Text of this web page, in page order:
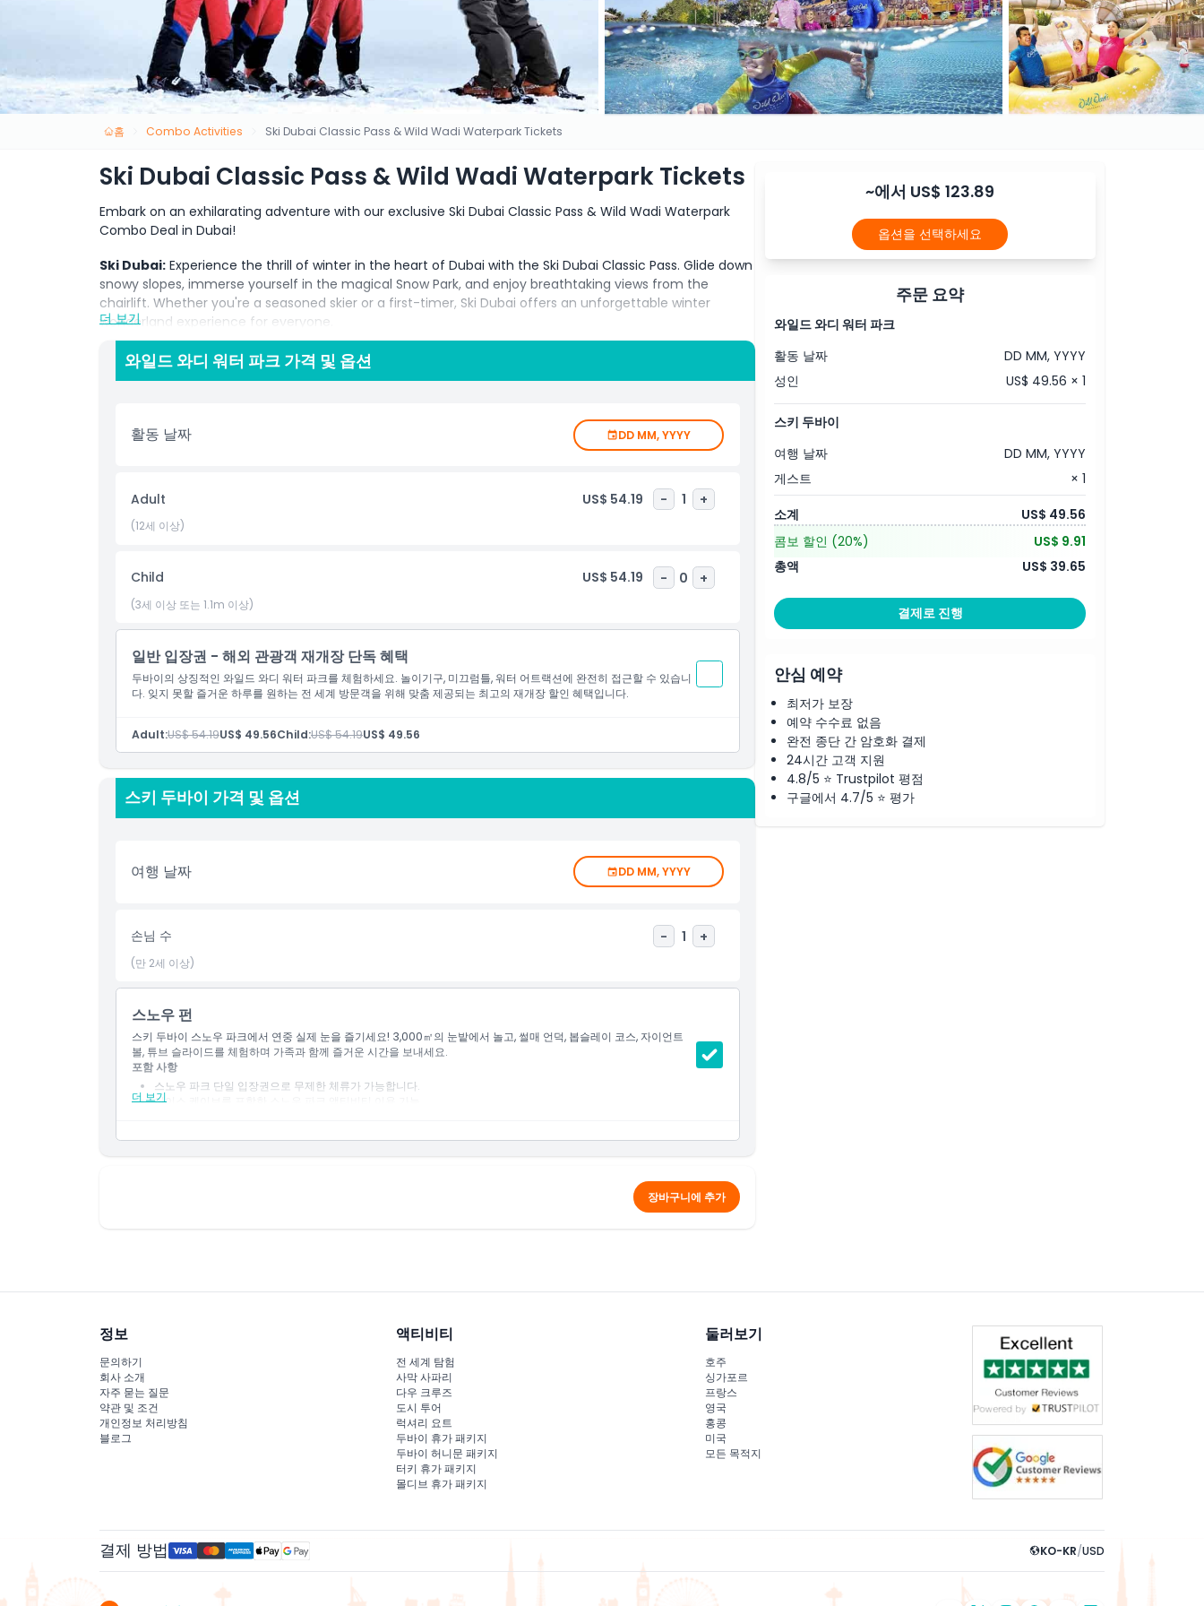
홈 Combo Activities Ski Dubai Classic Pass & Wild Wadi Waterpark Tickets
Ski Dubai Classic Pass & Wild Wadi Waterpark Tickets
Embark on an exhilarating adventure with our exclusive Ski Dubai Classic Pass & Wild Wadi Waterpark
Combo Deal in Dubai!
Ski Dubai: Experience the thrill of winter in the heart of Dubai with the Ski Dubai Classic Pass. Glide down
snowy slopes, immerse yourself in the magical Snow Park, and enjoy breathtaking views from the
chairlift. Whether you're a seasoned skier or a first-timer, Ski Dubai offers an unforgettable winter
wonderland experience for everyone.
Wild Wadi Waterpark: Splash into the ultimate aquatic adventure at Wild Wadi Waterpark. Experience
thrilling water slides, wave pools, and a lazy river amidst the stunning backdrop of Burj Al Arab. Wild Wadi
Book your Combo Deal now and save on the Ski Dubai Classic Pass & Wild Wadi Waterpark Tickets, filled
with chilly and watery adventures in Dubai. Don't miss the chance to make lasting memories at two of
하이라이트
포함 사항
아동 성인 정책
운영 시간
알아야 할 사항
위치
더 보기
와일드 와디 워터 파크 가격 및 옵션
활동 날짜 DD MM, YYYY
Adult US$ 54.19 - 1 +
(12세 이상)
Child US$ 54.19 - 0 +
(3세 이상 또는 1.1m 이상)
일반 입장권 - 해외 관광객 재개장 단독 혜택
두바이의 상징적인 와일드 와디 워터 파크를 체험하세요. 놀이기구, 미끄럼틀, 워터 어트랙션에 완전히 접근할 수 있습니
다. 잊지 못할 즐거운 하루를 원하는 전 세계 방문객을 위해 맞춤 제공되는 최고의 재개장 할인 혜택입니다.
Adult:US$ 54.19US$ 49.56Child:US$ 54.19US$ 49.56
스키 두바이 가격 및 옵션
여행 날짜 DD MM, YYYY
손님 수 - 1 +
(만 2세 이상)
스노우 펀
스키 두바이 스노우 파크에서 연중 실제 눈을 즐기세요! 3,000㎡의 눈밭에서 놀고, 썰매 언덕, 봅슬레이 코스, 자이언트
볼, 튜브 슬라이드를 체험하며 가족과 함께 즐거운 시간을 보내세요.
더 보기
포함 사항
스노우 파크 단일 입장권으로 무제한 체류가 가능합니다.
아이스 케이브를 포함한 스노우 파크 액티비티 이용 가능.
장바구니에 추가
~에서 US$ 123.89
옵션을 선택하세요
주문 요약
와일드 와디 워터 파크
활동 날짜
DD MM, YYYY
성인
US$ 49.56 × 1
스키 두바이
여행 날짜
DD MM, YYYY
게스트
× 1
소계
US$ 49.56
콤보 할인 (20%)
US$ 9.91
총액
US$ 39.65
결제로 진행
안심 예약
최저가 보장
예약 수수료 없음
완전 종단 간 암호화 결제
24시간 고객 지원
4.8/5 ⭐ Trustpilot 평점
구글에서 4.7/5 ⭐ 평가
정보
문의하기
회사 소개
자주 묻는 질문
약관 및 조건
개인정보 처리방침
블로그
액티비티
전 세계 탐험
사막 사파리
다우 크루즈
도시 투어
럭셔리 요트
두바이 휴가 패키지
두바이 허니문 패키지
터키 휴가 패키지
몰디브 휴가 패키지
둘러보기
호주
싱가포르
프랑스
영국
홍콩
미국
모든 목적지
결제 방법 KO-KR/USD